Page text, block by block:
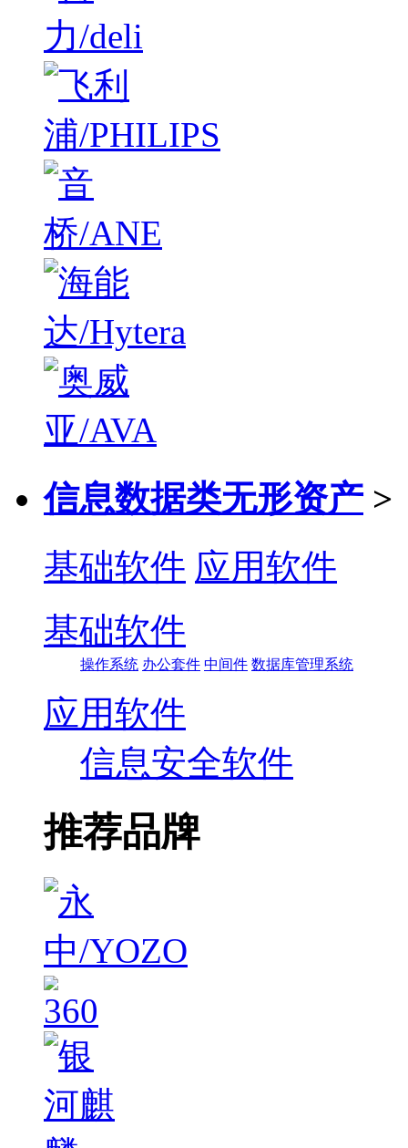
信息数据类无形资产 >
基础软件 应用软件
基础软件
操作系统 办公套件 中间件 数据库管理系统
应用软件
信息安全软件
推荐品牌